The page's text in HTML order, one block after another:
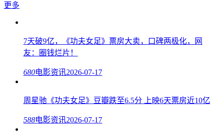
更多
7天破9亿，《功夫女足》票房大卖，口碑两极化，网
友：圈钱烂片！
680电影资讯2026-07-17
周星驰《功夫女足》豆瓣跌至6.5分 上映6天票房近10亿
588电影资讯2026-07-17